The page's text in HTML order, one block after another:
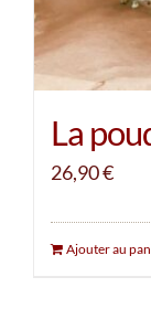
La
26,90€
Ajouter au